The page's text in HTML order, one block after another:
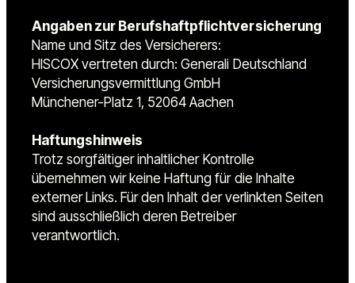
Angaben zur Berufshaftpflichtversicherung
Name und Sitz des Versicherers:
HISCOX vertreten durch: Generali Deutschland
Versicherungsvermittlung GmbH
Münchener-Platz 1, 52064 Aachen
Haftungshinweis
Trotz sorgfältiger inhaltlicher Kontrolle
übernehmen wir keine Haftung für die Inhalte
externer Links. Für den Inhalt der verlinkten Seiten
sind ausschließlich deren Betreiber
verantwortlich.